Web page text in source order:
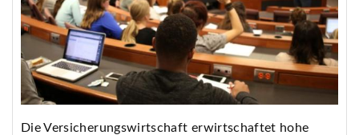
Die Versicherungswirtschaft erwirtschaftet hohe